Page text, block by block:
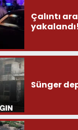
Çalıntı
yakalandı!
Sünger